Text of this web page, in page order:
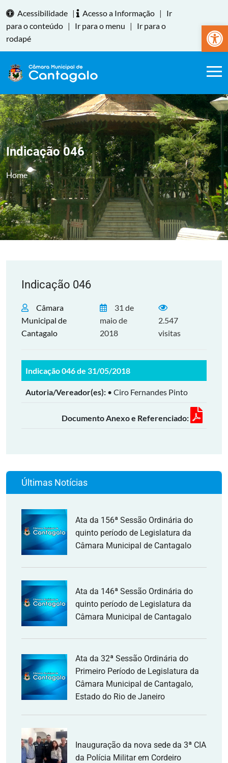
Abrir
Acessibilidade | Acesso a Informação |
Ir
para o conteúdo | Ir para o menu |
Ir para o
rodapé
Indicação 046
Home
Indicação 046
Câmara
Municipal de
Cantagalo
31 de
maio de
2018
2.547
visitas
Indicação 046 de 31/05/2018
Autoria/Vereador(es): • Ciro Fernandes Pinto
Documento Anexo e Referenciado:
Últimas Notícias
Ata da 156ª Sessão Ordinária do
quinto período de Legislatura da
Câmara Municipal de Cantagalo
Ata da 146ª Sessão Ordinária do
quinto período de Legislatura da
Câmara Municipal de Cantagalo
Ata da 32ª Sessão Ordinária do
Primeiro Período de Legislatura da
Câmara Municipal de Cantagalo,
Estado do Rio de Janeiro
Inauguração da nova sede da 3ª CIA
da Polícia Militar em Cordeiro